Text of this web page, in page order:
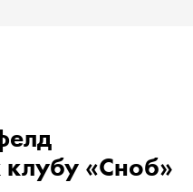
клубу «Сноб»